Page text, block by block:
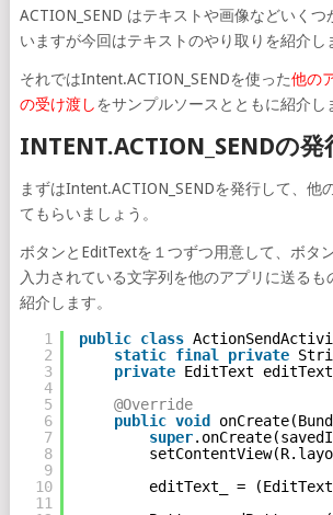
ACTION_SEND はテキストや画像などいくつ
いますが今回はテキストのやり取りを紹介し
それではIntent.ACTION_SENDを使った他の
の受け渡しをサンプルソースとともに紹介し
INTENT.ACTION_SENDの発
まずはIntent.ACTION_SENDを発行して、他
てもらいましょう。
ボタンとEditTextを１つずつ用意して、ボタ
入力されている文字列を他のアプリに送るも
紹介します。
1
2
3
4
5
6
7
8
9
10
11
public class
static final private
private EditText
@Override
public void
super
editText_ =